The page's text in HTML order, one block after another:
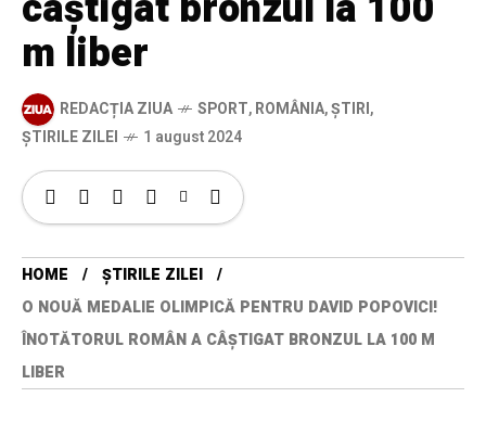
m liber
REDACȚIA ZIUA SPORT,ROMÂNIA,ȘTIRI,
ȘTIRILE ZILEI
1 august 2024
HOME
ȘTIRILE ZILEI
O NOUĂ MEDALIE OLIMPICĂ PENTRU DAVID POPOVICI!
ÎNOTĂTORUL ROMÂN A CÂŞTIGAT BRONZUL LA 100 M
LIBER